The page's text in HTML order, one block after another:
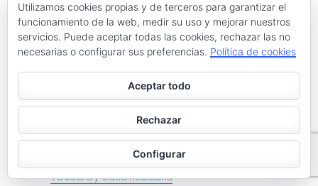
Instagram @ciclismoasturias
Tweets by ciclismoasturia
Utilizamos cookies propias y de terceros para garantizar el
funcionamiento de la web, medir su uso y mejorar nuestros
servicios. Puede aceptar todas las cookies, rechazar las no
necesarias o configurar sus preferencias. Política de cookies
Aceptar todo
Rechazar
Configurar